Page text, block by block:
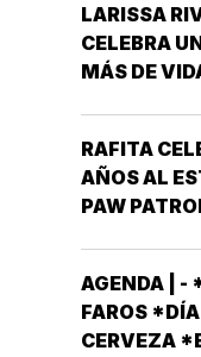
LARISSA
CELEBRA
MÁS DE
RAFITA
AÑOS AL
PAW
AGENDA | -
FAROS
CERVEZA